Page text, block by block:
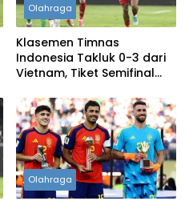
Olahraga
Klasemen Timnas
Indonesia Takluk 0-3 dari
Vietnam, Tiket Semifinal
Singapura
Olahraga